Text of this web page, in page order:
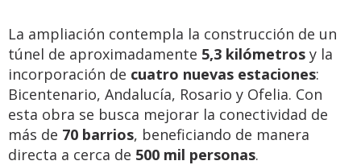
La ampliación contempla la construcción de un
túnel de aproximadamente 5,3 kilómetros y la
incorporación de cuatro nuevas estaciones:
Bicentenario, Andalucía, Rosario y Ofelia. Con
esta obra se busca mejorar la conectividad de
más de 70 barrios, beneficiando de manera
directa a cerca de 500 mil personas.